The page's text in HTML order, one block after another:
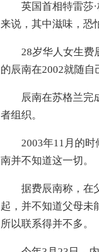
英国首相特雷莎·
来说，其中滋味，恐
28岁华人女生费辰
的辰南在2002就随自
辰南在苏格兰完成
者组织。
2003年11月的时候
南并不知道这一切。
据费辰南称，在父
起，并不知道父母未
所以联系得并不多。